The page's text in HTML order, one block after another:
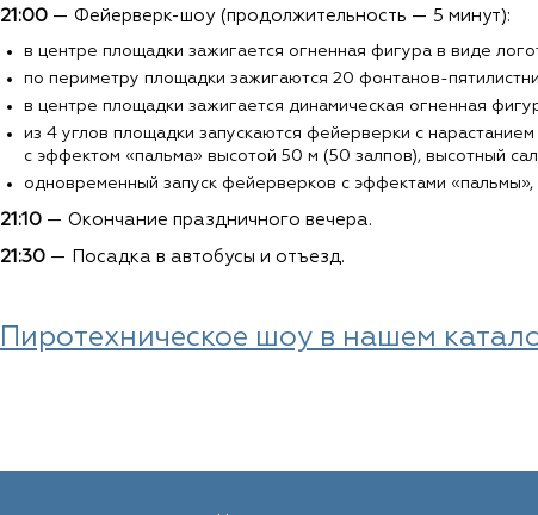
21:00— Фейерверк-шоу (продолжительность — 5 минут):
в центре площадки зажигается огненная фигура в виде
по периметру площадки зажигаются 20 фонтанов-
в центре площадки зажигается динамическая огненная
из 4 углов площадки запускаются фейерверки с
с эффектом «пальма» высотой 50 м (50 залпов), высотный
одновременный запуск фейерверков с эффектами
21:10— Окончание праздничного вечера.
21:30— Посадка в автобусы и отъезд.
Пиротехническое шоу в нашем